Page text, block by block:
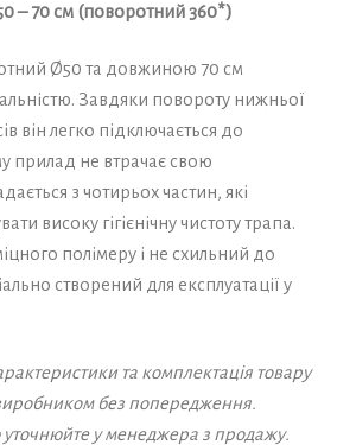
– 70 см (поворотний 360*)
Ø50 та довжиною 70 см
Завдяки повороту нижньої
він легко підключається до
прилад не втрачає свою
з чотирьох частин, які
високу гігієнічну чистоту трапа.
полімеру і не схильний до
створений для експлуатації у
та комплектація товару
без попередження.
у менеджера з продажу.